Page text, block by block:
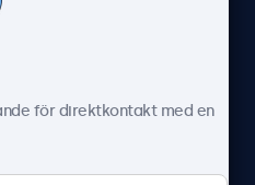
för direktkontakt med en